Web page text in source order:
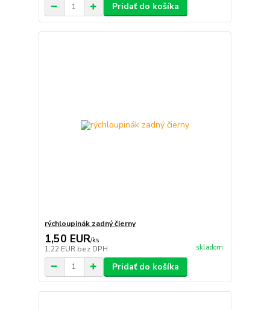
Pridať do košíka
rýchloupinák zadný čierny
1,50 EUR/ks
1,22 EUR bez DPH skladom
Pridať do košíka